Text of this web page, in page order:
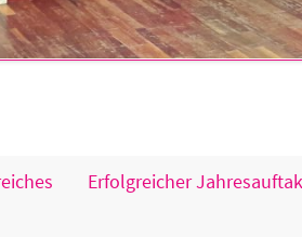
Erfolgreicher